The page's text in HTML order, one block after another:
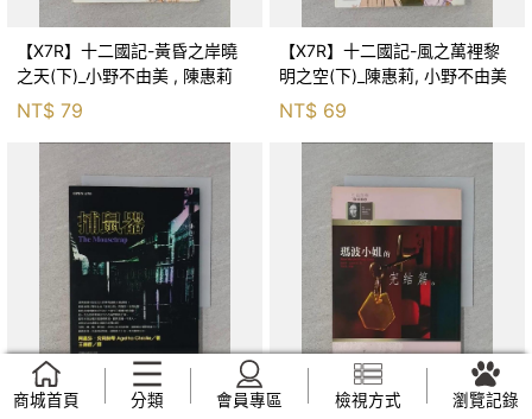
【X7R】十二國記-黃昏之岸曉
之天(下)_小野不由美 , 陳惠莉
NT$ 79
【X7R】十二國記-風之萬裡黎
明之空(下)_陳惠莉, 小野不由美
NT$ 69
商城首頁 分類 會員專區 檢視方式 瀏覽記錄